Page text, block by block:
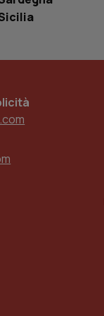
la gestione
dell’esperienza
per abilitare il
con identity